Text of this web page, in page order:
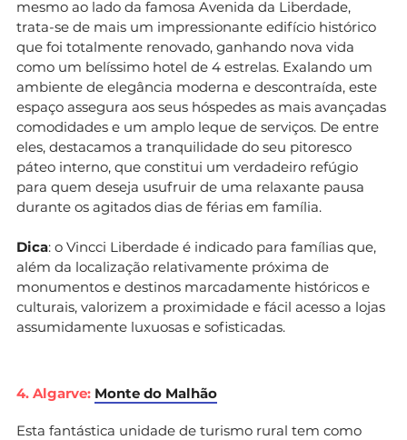
mesmo ao lado da famosa Avenida da Liberdade,
trata-se de mais um impressionante edifício histórico
que foi totalmente renovado, ganhando nova vida
como um belíssimo hotel de 4 estrelas. Exalando um
ambiente de elegância moderna e descontraída, este
espaço assegura aos seus hóspedes as mais avançadas
comodidades e um amplo leque de serviços. De entre
eles, destacamos a tranquilidade do seu pitoresco
páteo interno, que constitui um verdadeiro refúgio
para quem deseja usufruir de uma relaxante pausa
durante os agitados dias de férias em família.
Dica: o Vincci Liberdade é indicado para famílias que,
além da localização relativamente próxima de
monumentos e destinos marcadamente históricos e
culturais, valorizem a proximidade e fácil acesso a lojas
assumidamente luxuosas e sofisticadas.
4. Algarve: Monte do Malhão
Esta fantástica unidade de turismo rural tem como